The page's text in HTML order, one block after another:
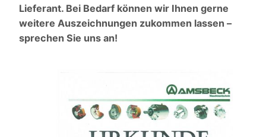
Lieferant. Bei Bedarf können wir Ihnen gerne
weitere Auszeichnungen zukommen lassen –
sprechen Sie uns an!